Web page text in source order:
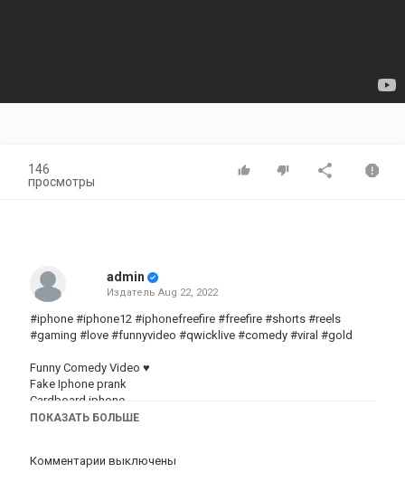
146
просмотры
admin
Издатель Aug 22, 2022
#iphone #iphone12 #iphonefreefire #freefire #shorts #reels
#gaming #love #funnyvideo #qwicklive #comedy #viral #gold
Funny Comedy Video ♥️
Fake Iphone prank
Cardboard iphone
iphone
ПОКАЗАТЬ БОЛЬШЕ
Комментарии выключены